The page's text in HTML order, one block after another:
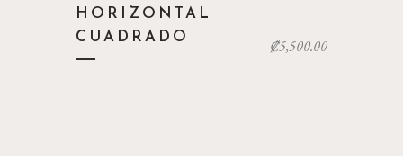
HORIZONTAL
CUADRADO
₡5,500.00